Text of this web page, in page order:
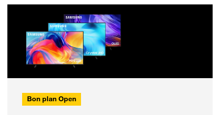
Bon plan Open